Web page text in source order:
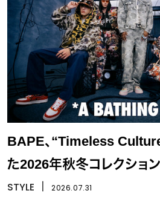
BAPE、“Timeless
た2026年秋冬コレクショ
STYLE 2026.07.31